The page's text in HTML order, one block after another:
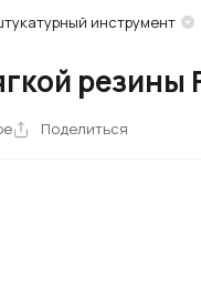
инструмент
резины
Поделиться